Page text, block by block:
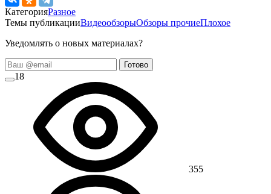
КатегорияРазное
Темы публикацииВидеообзорыОбзоры прочиеПлохое
Уведомлять о новых материалах?
Готово
18
355